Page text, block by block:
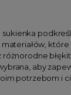
różnorodne
aby
potrzebom i